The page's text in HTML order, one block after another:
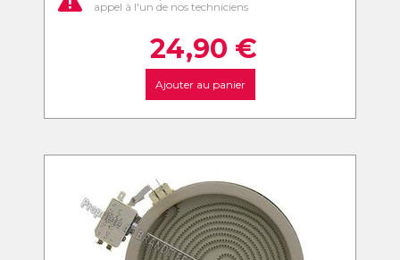
appel à l'un de nos techniciens
24,90 €
Ajouter au panier